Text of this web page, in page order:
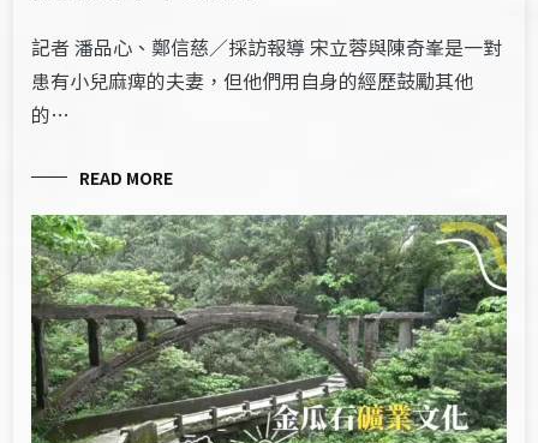
記者 潘品心、鄭信慈／採訪報導 宋立蓉與陳奇峯是一對
患有小兒麻痺的夫妻，但他們用自身的經歷鼓勵其他
的…
READ MORE